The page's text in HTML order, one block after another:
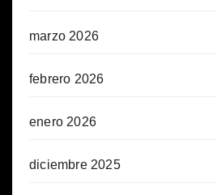
marzo 2026
febrero 2026
enero 2026
diciembre 2025